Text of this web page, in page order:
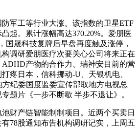
工等行业大涨。该指数的卫星ETF
起。累计涨幅高达370.20%。爱朋医
国晟科技复牌后早盘再度触及涨停，
调研爱朋医疗次要关心公司将来正在
产物的合作力、瑞神安目前的营
疼日本，信科挪动-U、天银机电、
方纪委国度监委宣传部取地方电视总
题片《一步不断歇 半步不退让》。
产链智能制制项目。近两个买卖日
有78股通知布告机构调研记实，上周五